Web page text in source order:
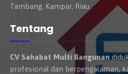
Tambang, Kampar, Riau.
Tentang
CV Sahabat Multi Bangunan
profesional dan berpengalaman,